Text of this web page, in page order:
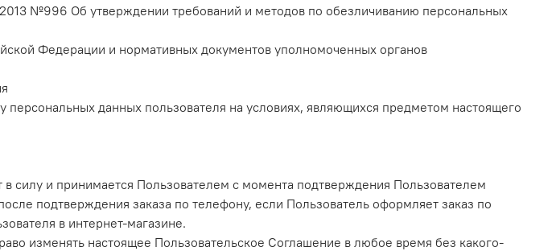
№996 Об утверждении требований и методов по обезличиванию персональных
Федерации и нормативных документов уполномоченных органов
персональных данных пользователя на условиях, являющихся предметом настоящего
в силу и принимается Пользователем с момента подтверждения Пользователем
подтверждения заказа по телефону, если Пользователь оформляет заказ по
в интернет-магазине.
изменять настоящее Пользовательское Соглашение в любое время без какого-